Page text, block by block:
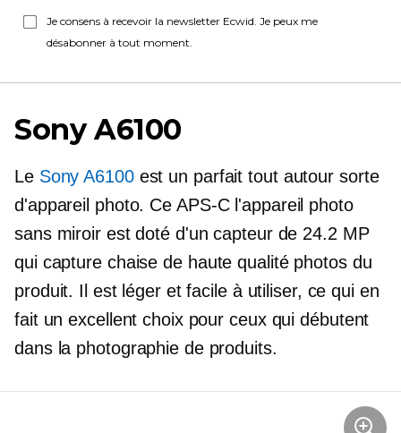
Je consens à recevoir la newsletter Ecwid. Je peux me
désabonner à tout moment.
Sony A6100
Le Sony A6100est un parfaittout autour sorte
d'appareil photo. Ce APS-Cl'appareil photo
sans miroir est doté d'un capteur de 24.2 MP
qui capture chaise de haute qualitéphotos du
produit. Il est léger et facile à utiliser, ce qui en
fait un excellent choix pour ceux qui débutent
dans la photographie de produits.